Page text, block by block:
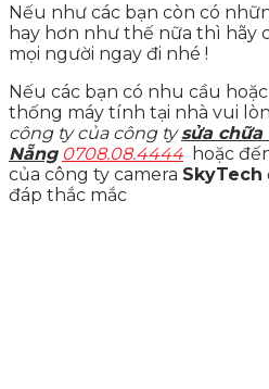
Nếu như các bạn còn có
hay hơn như thế nữa thì hãy
mọi người ngay đi nhé !
Nếu các bạn có nhu cầu
thống máy tính tại nhà vui
công ty của công tysửa
Nẵng 0708.08.4444 hoặc
của công ty camera SkyTech
đáp thắc mắc